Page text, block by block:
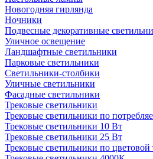
Новогодняя гирлянда
Ночники
Подвесные декоративные
Уличное освещение
Ландшафтные светильники
Парковые светильники
Светильники-столбики
Уличные светильники
Фасадные светильники
Трековые светильники
Трековые светильники по
Трековые светильники 10 Вт
Трековые светильники 25 Вт
Трековые светильники по цветовой